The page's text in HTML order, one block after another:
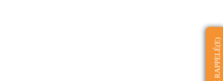
ÊTRE RAPPELÉ(E)